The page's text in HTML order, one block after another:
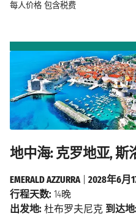
每人价格 包含税费
地中海: 克罗地亚, 斯
EMERALD AZZURRA| 2028年6月
行程天数: 14晚
出发地: 杜布罗夫尼克 到达地: